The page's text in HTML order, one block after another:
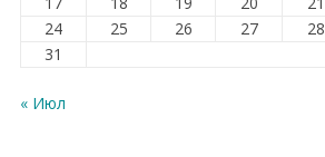
24
25 26 27 28
31
« Июл